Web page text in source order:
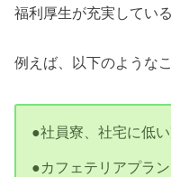
福利厚生が充実してい
例えば、以下のような
●社員寮、社宅に低
●カフェテリアプラ